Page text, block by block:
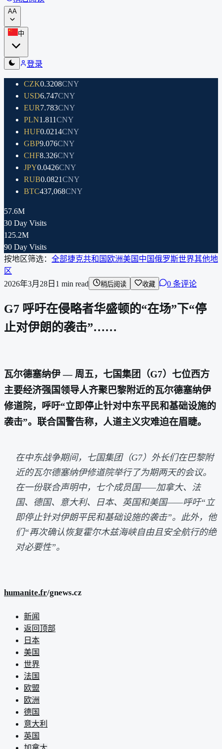
AA
中
登录
CZK0.3208CNY
USD6.747CNY
EUR7.783CNY
PLN1.811CNY
HUF0.0214CNY
GBP9.076CNY
CHF8.326CNY
JPY0.0426CNY
RUB0.0821CNY
BTC437,068CNY
57.6M
30 Day Visits
125.2M
90 Day Visits
按地区筛选： 全部捷克共和国 欧洲美国 中国俄罗斯世界其他地
区
2026年3月28日 1 min read 稍后阅读 收藏 0 条评论
G7 呼吁在侵略者华盛顿的“在场”下“停
止对伊朗的袭击”……
瓦尔德塞纳伊 — 周五，七国集团（G7）七位西方
主要经济强国领导人齐聚巴黎附近的瓦尔德塞纳伊
修道院，呼吁“立即停止针对中东平民和基础设施的
袭击”。联合国警告称，人道主义灾难迫在眉睫。
在中东战争期间，七国集团（G7）外长们在巴黎附
近的瓦尔德塞纳伊修道院举行了为期两天的会议。
在一份联合声明中，七个成员国——加拿大、法
国、德国、意大利、日本、英国和美国——呼吁“立
即停止针对伊朗平民和基础设施的袭击”。此外，他
们“再次确认恢复霍尔木兹海峡自由且安全航行的绝
对必要性”。
humanite.fr/gnews.cz
新闻
返回顶部
日本
美国
世界
法国
欧盟
欧洲
德国
意大利
英国